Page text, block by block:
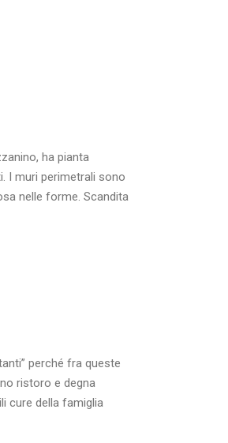
ha pianta
I muri perimetrali sono
nelle forme. Scandita
perché fra queste
ristoro e degna
cure della famiglia